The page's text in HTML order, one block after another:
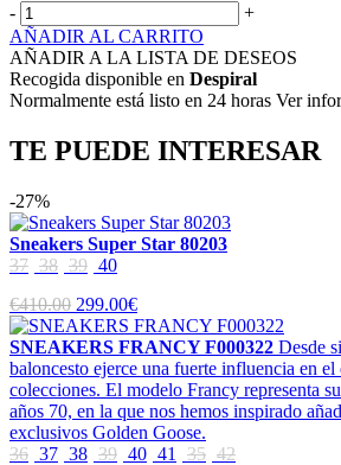
-
+
AÑADIR AL CARRITO
AÑADIR A LA LISTA DE DESEOS
Recogida disponible en Despiral
Normalmente está listo en 24 horas Ver
TE PUEDE INTERESAR
-27%
Sneakers Super Star 80203
37 38 39 40
€410.00 299.00€
SNEAKERS FRANCY F000322 Desde
baloncesto ejerce una fuerte influencia en el
colecciones. El modelo Francy representa
años 70, en la que nos hemos inspirado
exclusivos Golden Goose.
36 37 38 39 40 41 35 42